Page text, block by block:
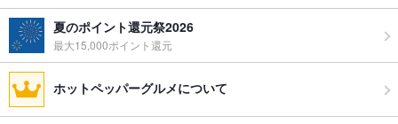
夏のポイント還元祭2026
最大15,000ポイント還元
ホットペッパーグルメについて